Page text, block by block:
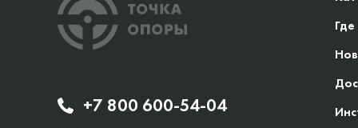
+7 800 600-54-04